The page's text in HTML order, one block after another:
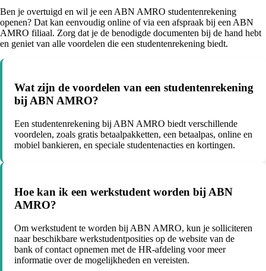
Ben je overtuigd en wil je een ABN AMRO studentenrekening
openen? Dat kan eenvoudig online of via een afspraak bij een ABN
AMRO filiaal. Zorg dat je de benodigde documenten bij de hand hebt
en geniet van alle voordelen die een studentenrekening biedt.
Wat zijn de voordelen van een studentenrekening
bij ABN AMRO?
Een studentenrekening bij ABN AMRO biedt verschillende
voordelen, zoals gratis betaalpakketten, een betaalpas, online en
mobiel bankieren, en speciale studentenacties en kortingen.
Hoe kan ik een werkstudent worden bij ABN
AMRO?
Om werkstudent te worden bij ABN AMRO, kun je solliciteren
naar beschikbare werkstudentposities op de website van de
bank of contact opnemen met de HR-afdeling voor meer
informatie over de mogelijkheden en vereisten.